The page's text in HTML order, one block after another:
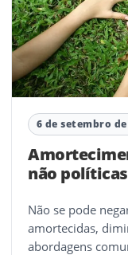
6 de setembro de
não
Não se pode
amortecidas,
abordagens